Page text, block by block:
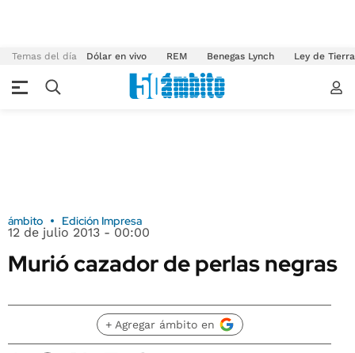
Temas del día Dólar en vivo REM Benegas Lynch Ley de
ámbito Edición Impresa
12 de julio 2013 - 00:00
Murió cazador de perlas negras
+ Agregar ámbito en